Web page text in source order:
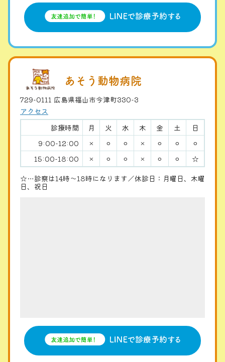
あそう動物病院
729-0111 広島県福山市今津町330-3
アクセス
診療時間
月 火 水 木 金 土
日
9:00-12:00
× ⚪︎ ⚪︎ × ⚪︎ ⚪︎
⚪︎
15:00-18:00
× ⚪︎ ⚪︎ × ⚪︎ ⚪︎
☆
☆…診察は14時〜18時になります／休診日：月曜日、木曜
日、祝日